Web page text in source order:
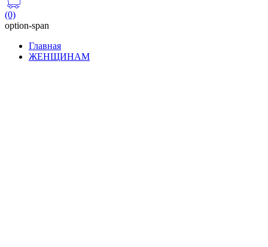
(0)
option-span
Главная
ЖЕНЩИНАМ